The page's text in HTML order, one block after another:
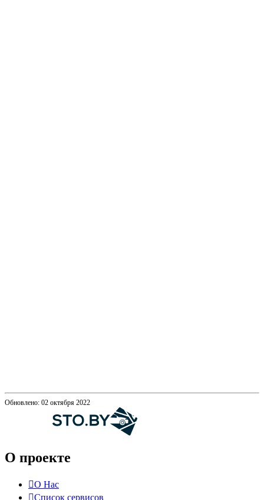
Обновлено: 02 октября 2022
О проекте
О Нас
Список сервисов